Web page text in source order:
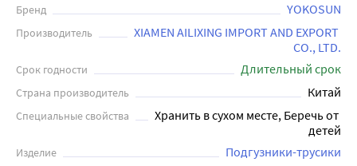
Бренд YOKOSUN
Производитель
XIAMEN AILIXING IMPORT AND EXPORT
CO., LTD.
Срок годности Длительный срок
Страна производитель Китай
Специальные свойства
Хранить в сухом месте, Беречь от
детей
Изделие Подгузники-трусики